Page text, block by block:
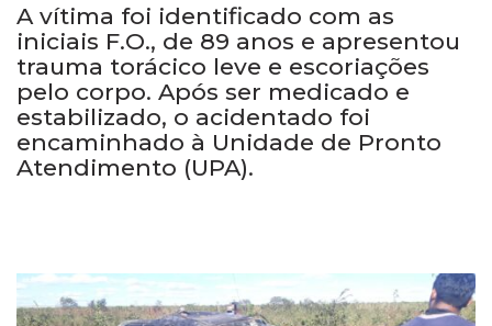
A vítima foi identificado com as
iniciais F.O., de 89 anos e apresentou
trauma torácico leve e escoriações
pelo corpo. Após ser medicado e
estabilizado, o acidentado foi
encaminhado à Unidade de Pronto
Atendimento (UPA).